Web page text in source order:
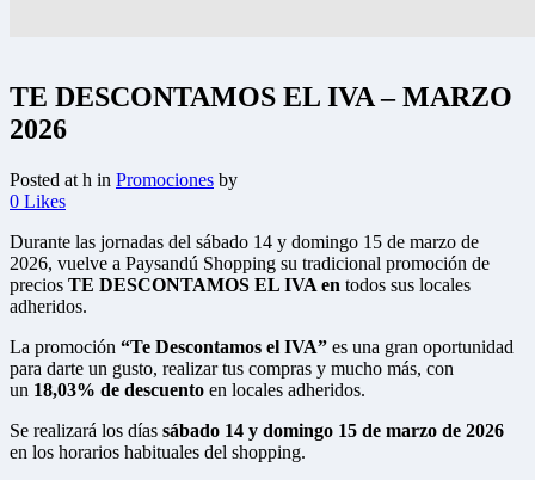
TE DESCONTAMOS EL IVA – MARZO
2026
Posted at h in Promociones by
0 Likes
Durante las jornadas del sábado 14 y domingo 15 de marzo de
2026, vuelve a Paysandú Shopping su tradicional promoción de
precios TE DESCONTAMOS EL IVA en todos sus locales
adheridos.
La promoción “Te Descontamos el IVA” es una gran oportunidad
para darte un gusto, realizar tus compras y mucho más, con
un 18,03% de descuento en locales adheridos.
Se realizará los días sábado 14 y domingo 15 de marzo de 2026
en los horarios habituales del shopping.